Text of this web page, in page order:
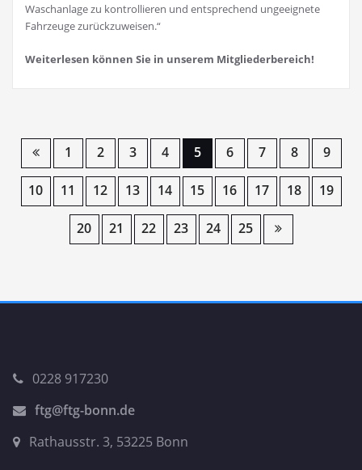
Waschanlage zu kontrollieren und entsprechend ungeeignete
Fahrzeuge zurückzuweisen.“
Weiterlesen können Sie in unserem Mitgliederbereich!
1 2 3 4 5 6 7 8 9
10 11 12 13 14 15 16 17 18 19
20 21 22 23 24 25
0228 917230
ftg@ftg-bonn.de
Rathausstr. 3, 53225 Bonn